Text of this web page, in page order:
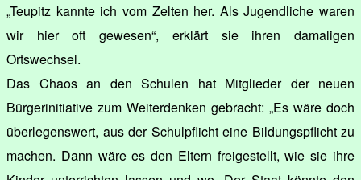
„Teupitz kannte ich vom Zelten her. Als Jugendliche waren
wir hier oft gewesen“, erklärt sie ihren damaligen
Ortswechsel.
Das Chaos an den Schulen hat Mitglieder der neuen
Bürgerinitiative zum Weiterdenken gebracht: „Es wäre doch
überlegenswert, aus der Schulpflicht eine Bildungspflicht zu
machen. Dann wäre es den Eltern freigestellt, wie sie ihre